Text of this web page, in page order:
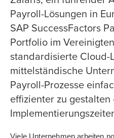
Payroll-Lösungen in
SAP SuccessFactors
Portfolio im
standardisierte Cloud-
mittelständische
Payroll-Prozesse
effizienter zu
Viele Unternehmen arbeiten